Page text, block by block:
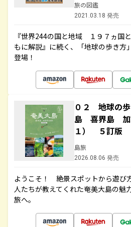
旅の図鑑
2021.03.18 発売
『世界244の国と地域 １９７ヵ国
もに解説』に続く、「地球の歩き方
登場！
０２ 地球の
島 喜界島 加
１） ５訂版
島旅
2026.08.06 発売
ようこそ！ 絶景スポットから遊び
人たちが教えてくれた奄美大島の魅
旅へ。